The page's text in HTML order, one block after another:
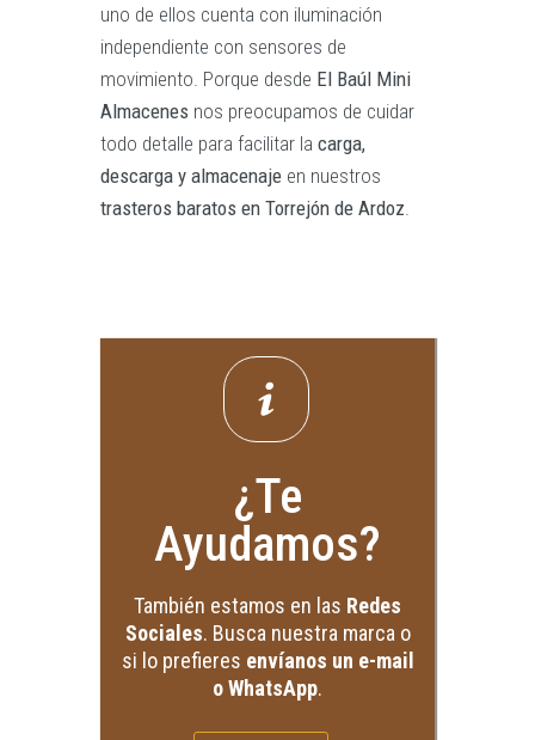
uno de ellos cuenta con iluminación
independiente con sensores de
movimiento. Porque desde El Baúl Mini
Almacenes nos preocupamos de cuidar
todo detalle para facilitar la carga,
descarga y almacenaje en nuestros
trasteros baratos en Torrejón de Ardoz
¿Te
Ayudamos?
También estamos en las Redes
Sociales. Busca nuestra marca o
si lo prefieres envíanos un e-mail
o WhatsApp.